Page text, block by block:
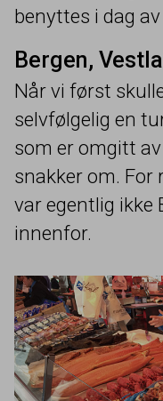
benyttes i dag
Bergen,
Når vi først
selvfølgelig en
som er omgitt
snakker om. For
var egentlig ikke
innenfor.